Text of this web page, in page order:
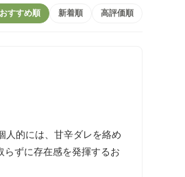
おすすめ順 新着順 高評価順
人的には、甘辛ダレを絡め
ずに存在感を発揮するお